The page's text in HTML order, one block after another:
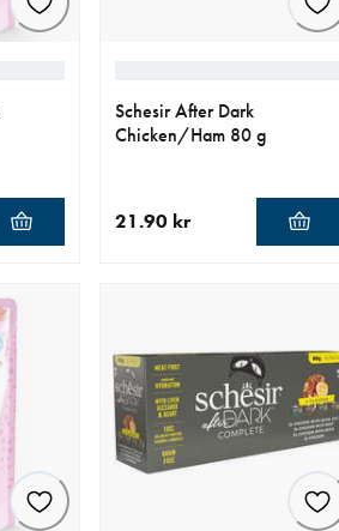
Schesir After Dark
Chicken/Ham 80 g
21.90 kr